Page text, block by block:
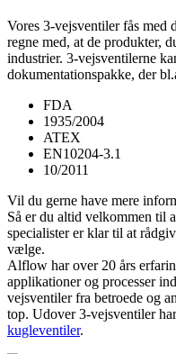
Vores 3-vejsventiler fås med
regne med, at de produkter,
industrier. 3-vejsventilerne
dokumentationspakke, der
FDA
1935/2004
ATEX
EN10204-3.1
10/2011
Vil du gerne have mere
Så er du altid velkommen til
specialister er klar til at
vælge.
Alflow har over 20 års
applikationer og processer
vejsventiler fra betroede og
top. Udover 3-vejsventiler
kugleventiler.